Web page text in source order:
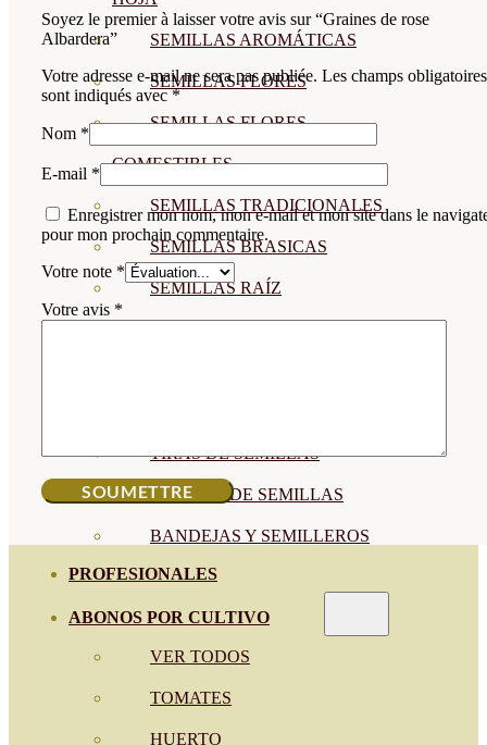
SEMILLAS AROMÁTICAS
SEMILLAS FLORES
SEMILLAS FLORES
COMESTIBLES
SEMILLAS TRADICIONALES
SEMILLAS BRASICAS
SEMILLAS RAÍZ
TIRAS DE SEMILLAS
BOMBAS DE SEMILLAS
BANDEJAS Y SEMILLEROS
PROFESIONALES
ABONOS POR CULTIVO
VER TODOS
TOMATES
HUERTO
Soyez le premier à laisser votre avis sur “Graines de rose
Albardera”
Votre adresse e-mail ne sera pas publiée. Les champs obligatoires
sont indiqués avec*
Nom *
E-mail *
Enregistrer mon nom, mon e-mail et mon site dans le
pour mon prochain commentaire.
Votre note *
Votre avis *